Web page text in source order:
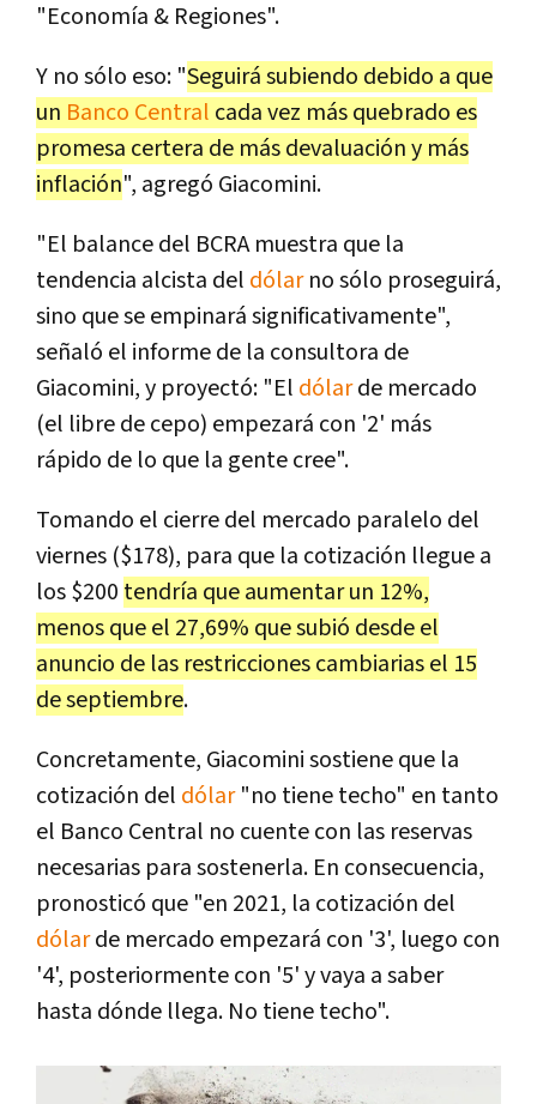
"Economía & Regiones".
Y no sólo eso: "Seguirá subiendo debido a que
un Banco Central cada vez más quebrado es
promesa certera de más devaluación y más
inflación", agregó Giacomini.
"El balance del BCRA muestra que la
tendencia alcista del dólarno sólo proseguirá,
sino que se empinará significativamente",
señaló el informe de la consultora de
Giacomini, y proyectó: "El dólarde mercado
(el libre de cepo) empezará con '2' más
rápido de lo que la gente cree".
Tomando el cierre del mercado paralelo del
viernes ($178), para que la cotización llegue a
los $200 tendría que aumentar un 12%,
menos que el 27,69% que subió desde el
anuncio de las restricciones cambiarias el 15
de septiembre.
Concretamente, Giacomini sostiene que la
cotización del dólar"no tiene techo" en tanto
el Banco Central no cuente con las reservas
necesarias para sostenerla. En consecuencia,
pronosticó que "en 2021, la cotización del
dólarde mercado empezará con '3', luego con
'4', posteriormente con '5' y vaya a saber
hasta dónde llega. No tiene techo".